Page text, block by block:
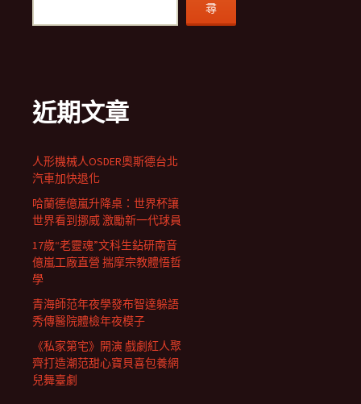
尋
近期文章
人形機械人OSDER奧斯德台北
汽車加快退化
哈蘭德億嵐升降桌：世界杯讓
世界看到挪威 激勵新一代球員
17歲“老靈魂”文科生鉆研南音
億嵐工廠直營 揣摩宗教體悟哲
學
青海師范年夜學發布智達躲語
秀傳醫院體檢年夜模子
《私家第宅》開演 戲劇紅人聚
齊打造潮范甜心寶貝喜包養網
兒舞臺劇